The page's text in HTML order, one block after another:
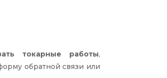
токарные работы,
обратной связи или